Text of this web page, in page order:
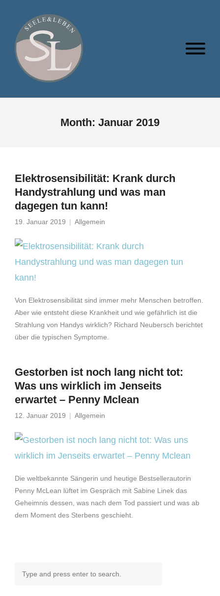
Month: Januar 2019
Elektrosensibilität: Krank durch
Handystrahlung und was man
dagegen tun kann!
19. Januar 2019 Allgemein
Von Elektrosensibilität sind immer mehr Menschen betroffen.
Aber wie entsteht diese Krankheit und wie gefährlich ist die
Strahlung von Handys wirklich? Richard Neubersch berichtet
über die typischen Symptome.
Gestorben ist noch lang nicht tot:
Was uns wirklich im Jenseits
erwartet – Penny Mclean
12. Januar 2019 Allgemein
Die weltbekannte Sängerin und heutige Bestsellerautorin
Penny McLean lüftet im Gespräch mit Sabine Linek das
Geheimnis dessen, was nach dem Tod passiert und was ab
dem Moment des Sterbens geschieht.